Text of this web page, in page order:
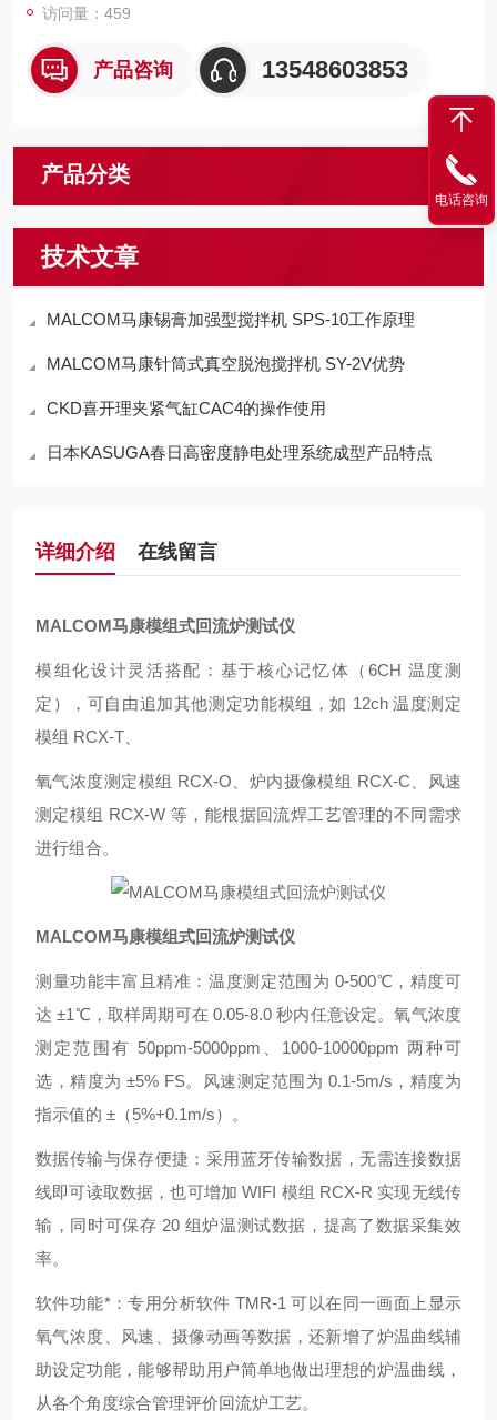
访问量：459
产品咨询 13548603853
产品分类
技术文章
MALCOM马康锡膏加强型搅拌机 SPS-10工作原理
MALCOM马康针筒式真空脱泡搅拌机 SY-2V优势
CKD喜开理夹紧气缸CAC4的操作使用
日本KASUGA春日高密度静电处理系统成型产品特点
详细介绍 在线留言
MALCOM马康模组式回流炉测试仪
模组化设计灵活搭配：基于核心记忆体（6CH 温度测
定），可自由追加其他测定功能模组，如 12ch 温度测定
模组 RCX-T、
氧气浓度测定模组 RCX-O、炉内摄像模组 RCX-C、风速
测定模组 RCX-W 等，能根据回流焊工艺管理的不同需求
进行组合。
MALCOM马康模组式回流炉测试仪
测量功能丰富且精准：温度测定范围为 0-500℃，精度可
达 ±1℃，取样周期可在 0.05-8.0 秒内任意设定。氧气浓度
测定范围有 50ppm-5000ppm、1000-10000ppm 两种可
选，精度为 ±5% FS。风速测定范围为 0.1-5m/s，精度为
指示值的 ±（5%+0.1m/s）。
数据传输与保存便捷：采用蓝牙传输数据，无需连接数据
线即可读取数据，也可增加 WIFI 模组 RCX-R 实现无线传
输，同时可保存 20 组炉温测试数据，提高了数据采集效
率。
软件功能*：专用分析软件 TMR-1 可以在同一画面上显示
氧气浓度、风速、摄像动画等数据，还新增了炉温曲线辅
助设定功能，能够帮助用户简单地做出理想的炉温曲线，
从各个角度综合管理评价回流炉工艺。
电话咨询